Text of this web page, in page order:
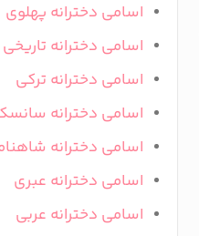
اسامی دخترانه پهلوی
اسامی دخترانه تاریخی
اسامی دخترانه ترکی
اسامی دخترانه
اسامی دخترانه
اسامی دخترانه عبری
اسامی دخترانه عربی